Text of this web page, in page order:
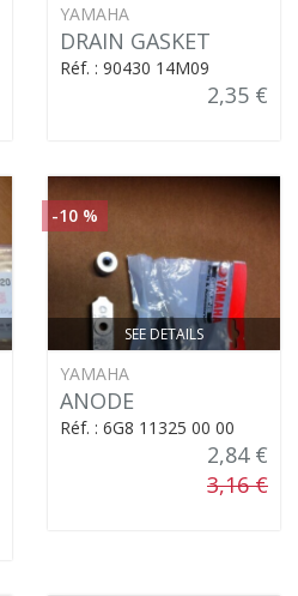
YAMAHA
DRAIN GASKET
Réf. : 90430 14M09
2,35 €
SEE DETAILS
-10 %
YAMAHA
ANODE
Réf. : 6G8 11325 00 00
2,84 €
3,16 €